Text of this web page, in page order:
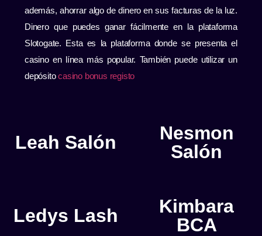
además, ahorrar algo de dinero en sus facturas de la luz.
Dinero que puedes ganar fácilmente en la plataforma
Slotogate. Esta es la plataforma donde se presenta el
casino en línea más popular. También puede utilizar un
depósitocasino bonus registo
Leah Salón
Nesmon
Salón
Ledys Lash
Kimbara
BCA